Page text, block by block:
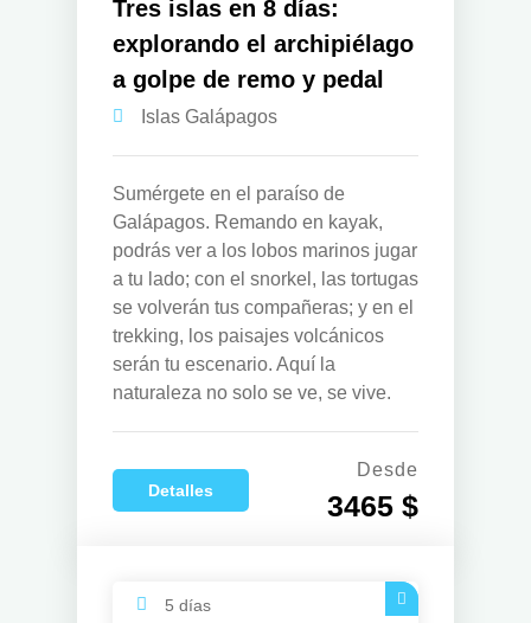
Tres islas en 8 días:
explorando el archipiélago
a golpe de remo y pedal
Islas Galápagos
Sumérgete en el paraíso de
Galápagos. Remando en kayak,
podrás ver a los lobos marinos jugar
a tu lado; con el snorkel, las tortugas
se volverán tus compañeras; y en el
trekking, los paisajes volcánicos
serán tu escenario. Aquí la
naturaleza no solo se ve, se vive.
Detalles
Desde
3465 $
5 días